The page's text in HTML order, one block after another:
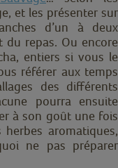
et les présenter sur
d’un à deux
du repas. Ou encore
entiers si vous le
référer aux temps
des différents
pourra ensuite
à son goût une fois
herbes aromatiques,
ne pas préparer